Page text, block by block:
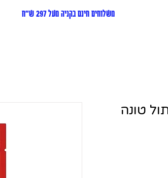
משלוחים חינם בקניה מעל 297 ש"ח
טונה